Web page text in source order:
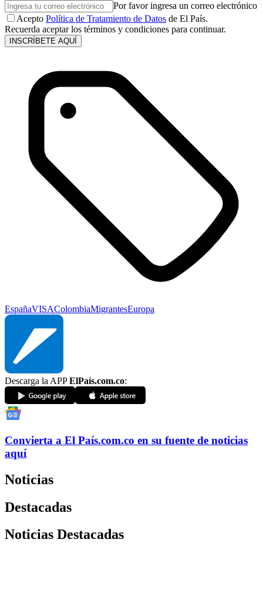
Por favor ingresa un correo electrónico
Acepto Política de Tratamiento de Datos de El País.
Recuerda aceptar los términos y condiciones para continuar.
INSCRÍBETE AQUÍ
EspañaVISAColombiaMigrantesEuropa
Descarga la APPElPaís.com.co:
Convierta a El País.com.co en su fuente de noticias
aquí
Noticias
Destacadas
Noticias Destacadas